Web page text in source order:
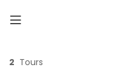
2 Tours